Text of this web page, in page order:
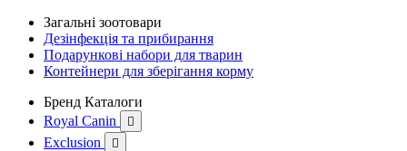
Загальні зоотовари
Дезінфекція та прибирання
Подарункові набори для тварин
Контейнери для зберігання корму
Бренд Каталоги
Royal Canin

Exclusion 